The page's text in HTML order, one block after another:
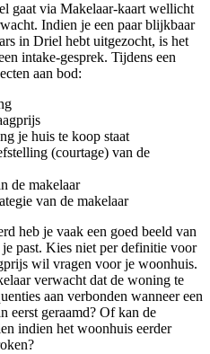
gaat via Makelaar-kaart wellicht
Indien je een paar blijkbaar
in Driel hebt uitgezocht, is het
intake-gesprek. Tijdens een
aan bod:
je huis te koop staat
(courtage) van de
de makelaar
van de makelaar
heb je vaak een goed beeld van
past. Kies niet per definitie voor
wil vragen voor je woonhuis.
verwacht dat de woning te
aan verbonden wanneer een
eerst geraamd? Of kan de
indien het woonhuis eerder